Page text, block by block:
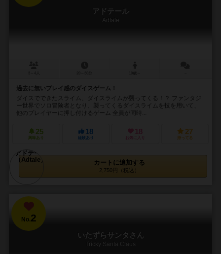
アドテール
Adtale
過去に無いプレイ感のダイスゲーム！
ダイスでできたスライム、ダイスライムが襲ってくる！？ ファンタジ
ー世界でソロ冒険者となり、襲ってくるダイスライムを技を用いて、
他のプレイヤーに押し付けるゲーム 全員が同時...
25
興味あり
18
経験あり
18
お気に入り
27
持ってる
カートに追加する
2,750円（税込）
No.2
いたずらサンタさん
Tricky Santa Claus